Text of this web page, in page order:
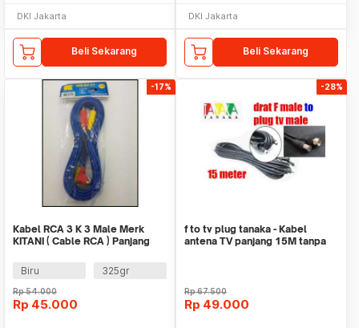
DKI Jakarta
Beli Sekarang
DKI Jakarta
Beli Sekarang
-17%
Kabel RCA 3 K 3 Male Merk
KITANI ( Cable RCA ) Panjang
Biru
325gr
Rp54.000
Rp 45.000
-28%
f to tv plug tanaka - Kabel
antena TV panjang 15M tanpa
Rp67.500
Rp 49.000